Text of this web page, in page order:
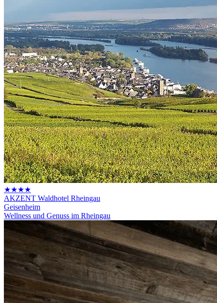
★★★★
AKZENT Waldhotel Rheingau
Geisenheim
Wellness und Genuss im Rheingau